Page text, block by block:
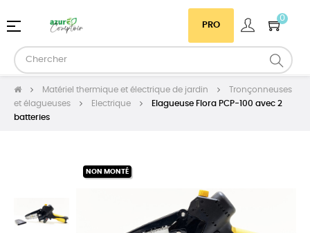
PRO
0
Basculer
navigation
☰
Matériel thermique et électrique de jardin
Tronçonneuses
et élagueuses
Electrique
Elagueuse Flora PCP-100 avec 2
batteries
NON MONTÉ